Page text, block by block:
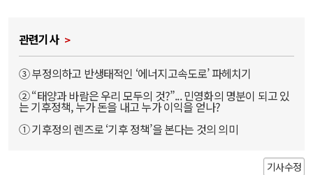
관련기사
③ 부정의하고 반생태적인 ‘에너지고속도로’ 파헤치기
② “태양과 바람은 우리 모두의 것?”... 민영화의 명분이 되고 있
는 기후정책, 누가 돈을 내고 누가 이익을 얻나?
① 기후정의 렌즈로 ‘기후 정책’을 본다는 것의 의미
기사수정